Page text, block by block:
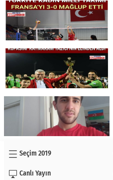
Seçim 2019
Canlı Yayın